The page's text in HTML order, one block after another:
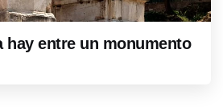
hay entre un monumento